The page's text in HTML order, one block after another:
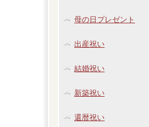
母の日プレゼント
出産祝い
結婚祝い
新築祝い
還暦祝い